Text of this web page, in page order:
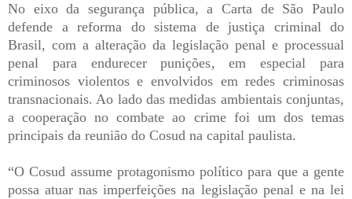
No eixo da segurança pública, a Carta de São Paulo
defende a reforma do sistema de justiça criminal do
Brasil, com a alteração da legislação penal e processual
penal para endurecer punições, em especial para
criminosos violentos e envolvidos em redes criminosas
transnacionais. Ao lado das medidas ambientais conjuntas,
a cooperação no combate ao crime foi um dos temas
principais da reunião do Cosud na capital paulista.
“O Cosud assume protagonismo político para que a gente
possa atuar nas imperfeições na legislação penal e na lei